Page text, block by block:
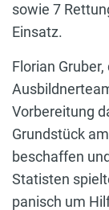
sowie 7
Einsatz.
Florian
Vorbereitung
Grundstück
beschaffen
Statisten
panisch um